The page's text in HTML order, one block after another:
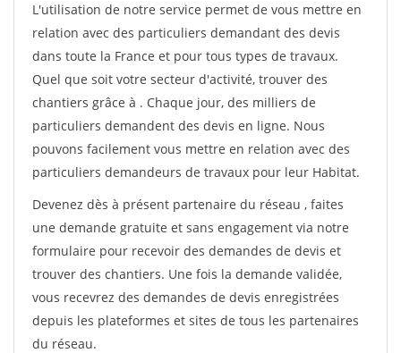
L'utilisation de notre service permet de vous mettre en
relation avec des particuliers demandant des devis
dans toute la France et pour tous types de travaux.
Quel que soit votre secteur d'activité, trouver des
chantiers grâce à . Chaque jour, des milliers de
particuliers demandent des devis en ligne. Nous
pouvons facilement vous mettre en relation avec des
particuliers demandeurs de travaux pour leur Habitat.
Devenez dès à présent partenaire du réseau , faites
une demande gratuite et sans engagement via notre
formulaire pour recevoir des demandes de devis et
trouver des chantiers. Une fois la demande validée,
vous recevrez des demandes de devis enregistrées
depuis les plateformes et sites de tous les partenaires
du réseau.